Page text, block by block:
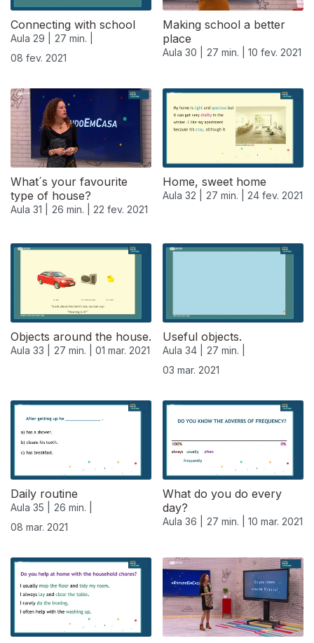
Connecting with school
Aula 29 |
27 min. |
08 fev. 2021
Making school a better
place
Aula 30 | 27 min. | 10 fev. 2021
What´s your favourite
type of house?
Aula 31 | 26 min. | 22 fev. 2021
Home, sweet home
Aula 32 | 27 min. | 24 fev. 2021
Objects around the house.
Aula 33 | 27 min. | 01 mar. 2021
Useful objects.
Aula 34 |
27 min. |
03 mar. 2021
Daily routine
Aula 35 |
26 min. |
08 mar. 2021
What do you do every
day?
Aula 36 | 27 min. | 10 mar. 2021
529555